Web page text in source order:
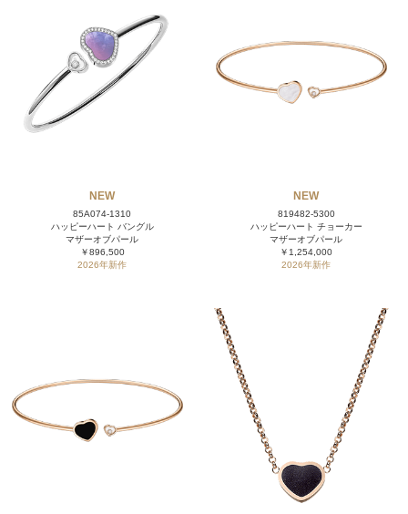
NEW
85A074-1310
ハッピーハート バングル
マザーオブパール
￥896,500
2026年新作
NEW
819482-5300
ハッピーハート チョーカー
マザーオブパール
￥1,254,000
2026年新作